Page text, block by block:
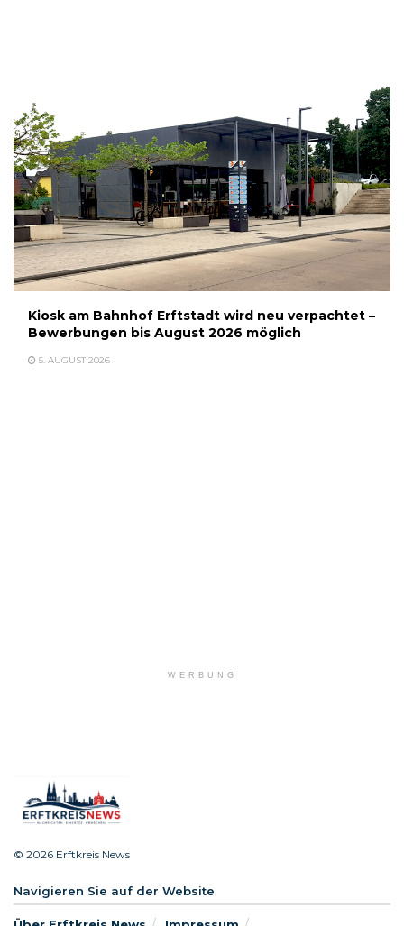
Kiosk am Bahnhof Erftstadt wird neu verpachtet –
Bewerbungen bis August 2026 möglich
5. AUGUST 2026
WERBUNG
© 2026 Erftkreis News
Navigieren Sie auf der Website